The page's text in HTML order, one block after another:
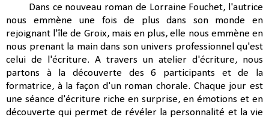
Dans ce nouveau roman de Lorraine Fouchet, l'autrice
nous emmène une fois de plus dans son monde en
rejoignant l'île de Groix, mais en plus, elle nous emmène en
nous prenant la main dans son univers professionnel qu'est
celui de l'écriture. A travers un atelier d'écriture, nous
partons à la découverte des 6 participants et de la
formatrice, à la façon d'un roman chorale. Chaque jour est
une séance d'écriture riche en surprise, en émotions et en
découverte qui permet de révéler la personnalité et la vie